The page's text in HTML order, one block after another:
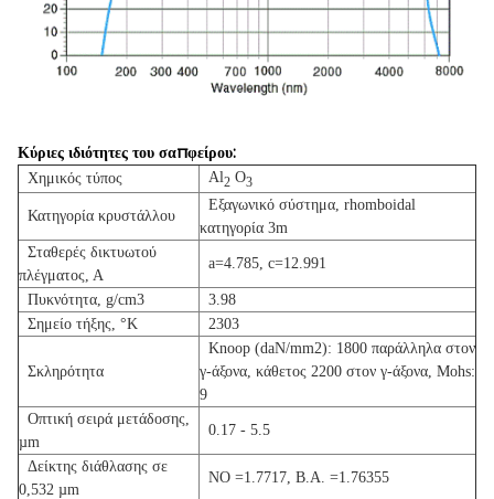
Κύριες ιδιότητες του σαπφείρου:
Χημικός τύπος Al2 Ο3
Κατηγορία κρυστάλλου
Εξαγωνικό σύστημα, rhomboidal
κατηγορία 3m
Σταθερές δικτυωτού
πλέγματος, Α
a=4.785, c=12.991
Πυκνότητα, g/cm3
3.98
Σημείο τήξης, °K
2303
Σκληρότητα
Knoop (daN/mm2): 1800 παράλληλα στον
γ-άξονα, κάθετος 2200 στον γ-άξονα, Mohs:
9
Οπτική σειρά μετάδοσης,
µm
0.17 - 5.5
Δείκτης διάθλασης σε
0,532 µm
ΝΟ =1.7717, Β.Α. =1.76355